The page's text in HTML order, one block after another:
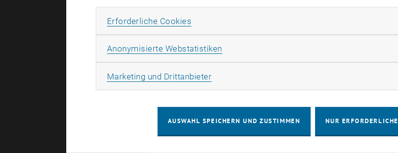
Das 7. EU-Forschungsrahmenprogramm ist das
Technologieprogramm mit rund 54 Milliarden Euro für
Wettbewerbsfähigkeit und für Ihre internationale
Finden Sie einen Überblick unter <link http: www.ffg.at rp7
Erforderliche Cookies
Anonymisierte Webstatistiken
Marketing und DrittanbieterMarketing Cookies zulassen
AUSWAHL SPEICHERN UND ZUSTIMMEN NUR